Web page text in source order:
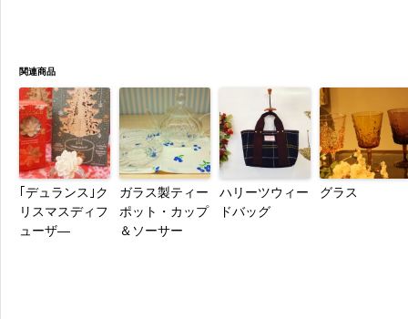
関連商品
｢デュランス｣ク
リスマスディフ
ューザ―
ガラス製ティー
ポット・カップ
＆ソーサー
ハリーツウィー
ドバッグ
グラス